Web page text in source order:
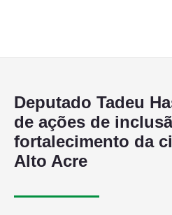
Deputado Tadeu
de ações de
fortalecimento da
Alto Acre